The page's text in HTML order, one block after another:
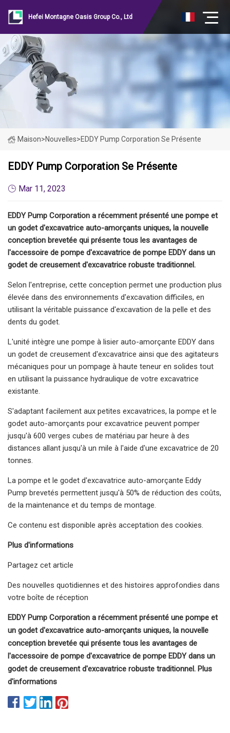
Hefei Montagne Oasis Group Co., Ltd
Maison>Nouvelles>EDDY Pump Corporation Se Présente
EDDY Pump Corporation Se Présente
Mar 11, 2023
EDDY Pump Corporation a récemment présenté une pompe et
un godet d'excavatrice auto-amorçants uniques, la nouvelle
conception brevetée qui présente tous les avantages de
l'accessoire de pompe d'excavatrice de pompe EDDY dans un
godet de creusement d'excavatrice robuste traditionnel.
Selon l'entreprise, cette conception permet une production plus
élevée dans des environnements d'excavation difficiles, en
utilisant la véritable puissance d'excavation de la pelle et des
dents du godet.
L'unité intègre une pompe à lisier auto-amorçante EDDY dans
un godet de creusement d'excavatrice ainsi que des agitateurs
mécaniques pour un pompage à haute teneur en solides tout
en utilisant la puissance hydraulique de votre excavatrice
existante.
S'adaptant facilement aux petites excavatrices, la pompe et le
godet auto-amorçants pour excavatrice peuvent pomper
jusqu'à 600 verges cubes de matériau par heure à des
distances allant jusqu'à un mile à l'aide d'une excavatrice de 20
tonnes.
La pompe et le godet d'excavatrice auto-amorçante Eddy
Pump brevetés permettent jusqu'à 50% de réduction des coûts,
de la maintenance et du temps de montage.
Ce contenu est disponible après acceptation des cookies.
Plus d'informations
Partagez cet article
Des nouvelles quotidiennes et des histoires approfondies dans
votre boîte de réception
EDDY Pump Corporation a récemment présenté une pompe et
un godet d'excavatrice auto-amorçants uniques, la nouvelle
conception brevetée qui présente tous les avantages de
l'accessoire de pompe d'excavatrice de pompe EDDY dans un
godet de creusement d'excavatrice robuste traditionnel. Plus
d'informations